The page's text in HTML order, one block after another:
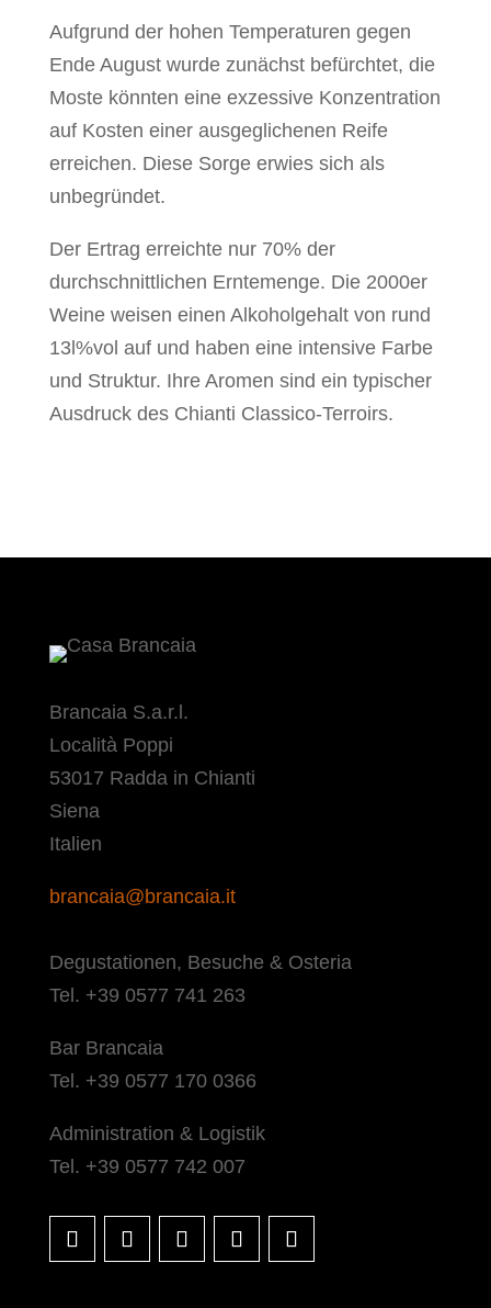
Aufgrund der hohen Temperaturen gegen
Ende August wurde zunächst befürchtet, die
Moste könnten eine exzessive Konzentration
auf Kosten einer ausgeglichenen Reife
erreichen. Diese Sorge erwies sich als
unbegründet.
Der Ertrag erreichte nur 70% der
durchschnittlichen Erntemenge. Die 2000er
Weine weisen einen Alkoholgehalt von rund
13l%vol auf und haben eine intensive Farbe
und Struktur. Ihre Aromen sind ein typischer
Ausdruck des Chianti Classico-Terroirs.
Brancaia S.a.r.l.
Località Poppi
53017 Radda in Chianti
Siena
Italien
brancaia@brancaia.it
Degustationen, Besuche & Osteria
Tel. +39 0577 741 263
Bar Brancaia
Tel. +39 0577 170 0366
Administration & Logistik
Tel. +39 0577 742 007